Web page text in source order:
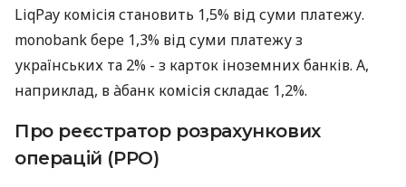
LiqPay комісія становить 1,5% від суми платежу.
monobank бере 1,3% від суми платежу з
українських та 2% - з карток іноземних банків. А,
наприклад, в àбанк комісія складає 1,2%.
Про реєстратор розрахункових
операцій (РРО)